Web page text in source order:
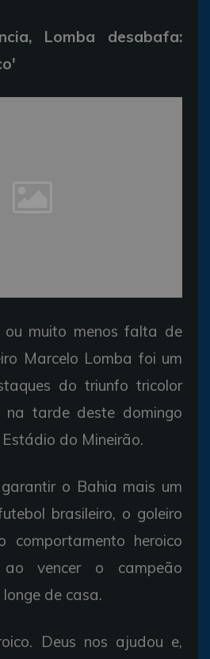
Lomba desabafa:
muito menos falta de
Marcelo Lomba foi um
do triunfo tricolor
na tarde deste domingo
Estádio do Mineirão.
o Bahia mais um
brasileiro, o goleiro
comportamento heroico
vencer o campeão
de casa.
Deus nos ajudou e,